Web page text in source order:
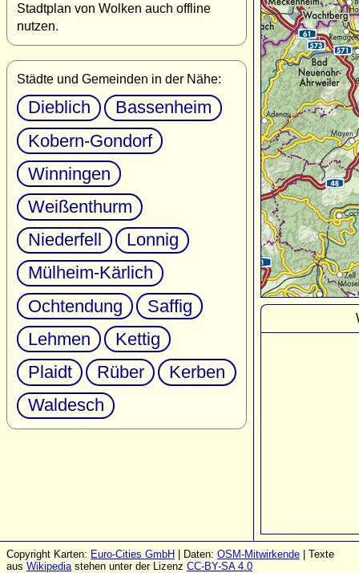
Stadtplan von Wolken auch offline
nutzen.
Städte und Gemeinden in der Nähe:
Dieblich
Bassenheim
Kobern-Gondorf
Winningen
Weißenthurm
Niederfell
Lonnig
Mülheim-Kärlich
Ochtendung
Saffig
Lehmen
Kettig
Plaidt
Rüber
Kerben
Waldesch
Copyright Karten: Euro-Cities GmbH | Daten: OSM-Mitwirkende | Texte
aus Wikipediastehen unter der Lizenz CC-BY-SA 4.0